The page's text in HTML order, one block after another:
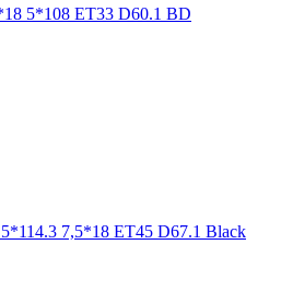
5*108 ET33 D60.1 BD
7,5*18 ЕТ45 D67.1 Black